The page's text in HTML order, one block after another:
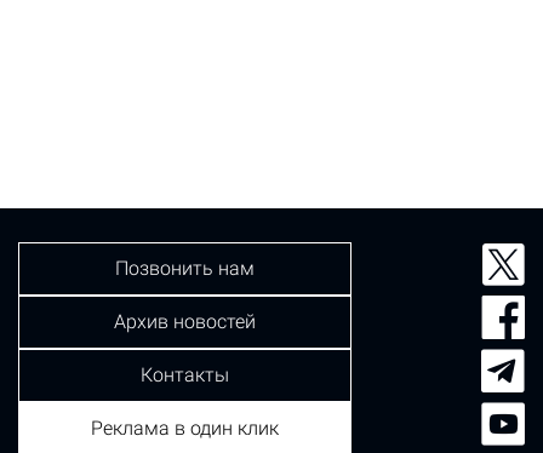
Позвонить нам
Архив новостей
Контакты
Реклама в один клик